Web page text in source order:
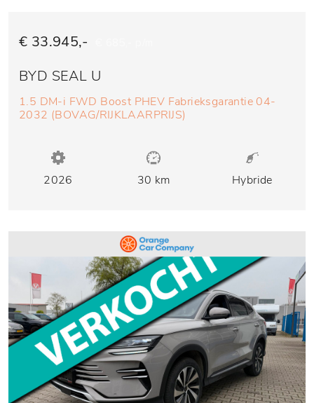
€ 33.945,-
BYD SEAL U
1.5 DM-i FWD Boost PHEV Fabrieksgarantie 04-
2032 (BOVAG/RIJKLAARPRIJS)
2026 30 km Hybride